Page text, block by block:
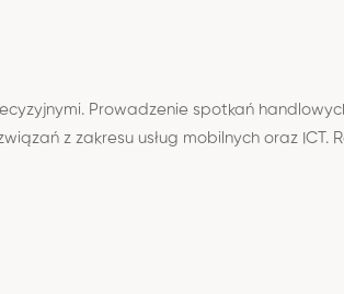
Prowadzenie spotkań
z zakresu usług mobilnych oraz ICT.